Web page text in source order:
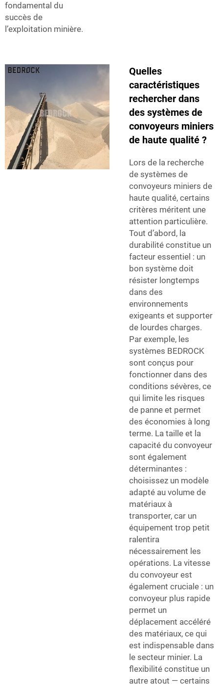
fondamental du
succès de
l’exploitation minière.
Quelles
caractéristiques
rechercher dans
des systèmes de
convoyeurs miniers
de haute qualité ?
Lors de la recherche
de systèmes de
convoyeurs miniers de
haute qualité, certains
critères méritent une
attention particulière.
Tout d’abord, la
durabilité constitue un
facteur essentiel : un
bon système doit
résister longtemps
dans des
environnements
exigeants et supporter
de lourdes charges.
Par exemple, les
systèmes BEDROCK
sont conçus pour
fonctionner dans des
conditions sévères, ce
qui limite les risques
de panne et permet
des économies à long
terme. La taille et la
capacité du convoyeur
sont également
déterminantes :
choisissez un modèle
adapté au volume de
matériaux à
transporter, car un
équipement trop petit
ralentira
nécessairement les
opérations. La vitesse
du convoyeur est
également cruciale : un
convoyeur plus rapide
permet un
déplacement accéléré
des matériaux, ce qui
est indispensable dans
le secteur minier. La
flexibilité constitue un
autre atout — certains